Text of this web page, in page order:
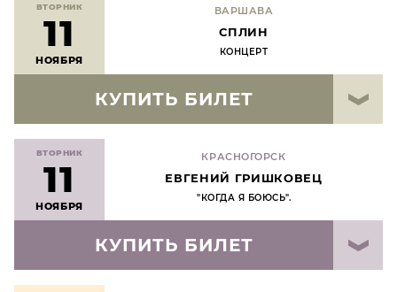
ВТОРНИК
11
НОЯБРЯ
ВАРШАВА
СПЛИН
КОНЦЕРТ
КУПИТЬ БИЛЕТ
ВТОРНИК
11
НОЯБРЯ
КРАСНОГОРСК
ЕВГЕНИЙ ГРИШКОВЕЦ
"КОГДА Я БОЮСЬ".
КУПИТЬ БИЛЕТ